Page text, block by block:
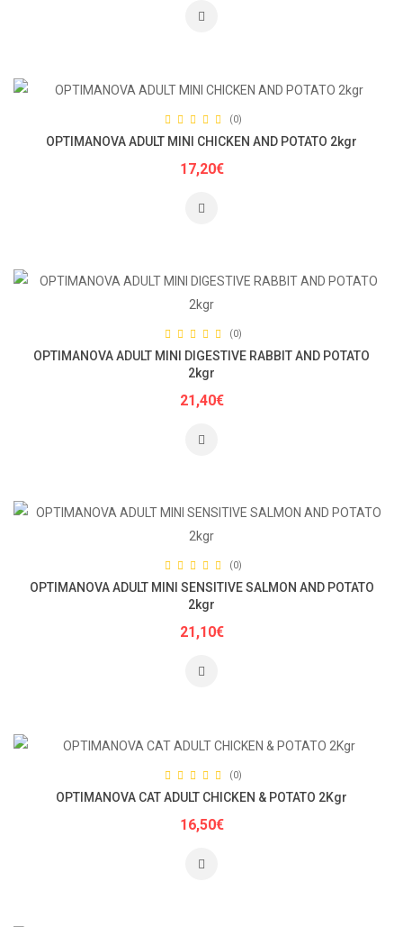
(0)
OPTIMANOVA ADULT MINI CHICKEN AND POTATO 2kgr
17,20€
(0)
OPTIMANOVA ADULT MINI DIGESTIVE RABBIT AND POTATO
2kgr
21,40€
(0)
OPTIMANOVA ADULT MINI SENSITIVE SALMON AND POTATO
2kgr
21,10€
(0)
OPTIMANOVA CAT ADULT CHICKEN & POTATO 2Kgr
16,50€